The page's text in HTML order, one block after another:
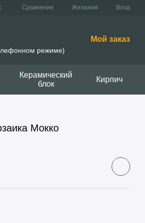
Сравнение Желания Вход
режиме)
Мой заказ
Керамический
блок
Кирпич
Мокко